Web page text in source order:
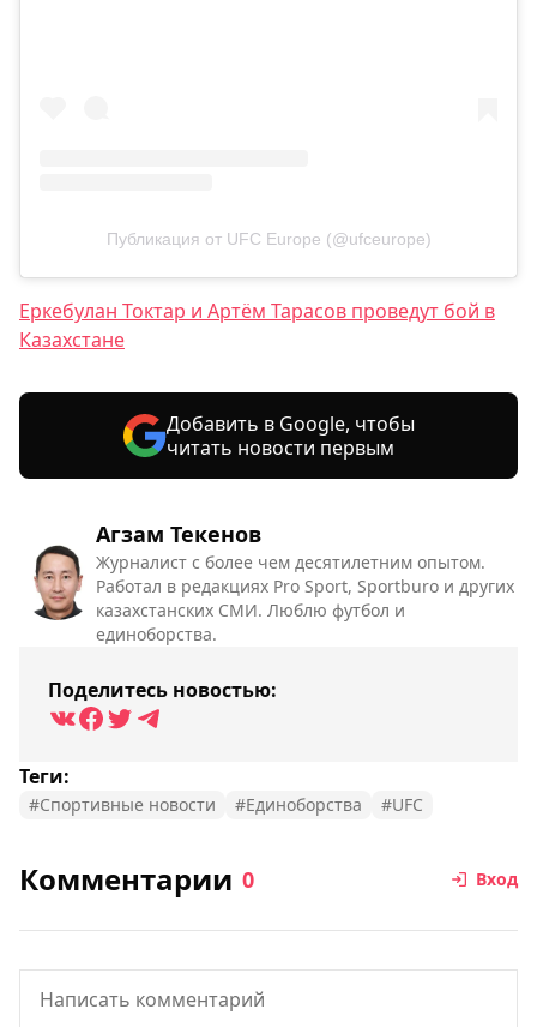
Агзам Текенов
Журналист с более чем десятилетним опытом.
Работал в редакциях Pro Sport, Sportburo и других
казахстанских СМИ. Люблю футбол и
единоборства.
Поделитесь новостью:
Теги:
#Спортивные новости #Единоборства #UFC
Публикация от UFC Europe (@ufceurope)
Еркебулан Токтар и Артём Тарасов проведут бой в
Казахстане
Добавить в Google, чтобы
читать новости первым
Комментарии 0 Вход